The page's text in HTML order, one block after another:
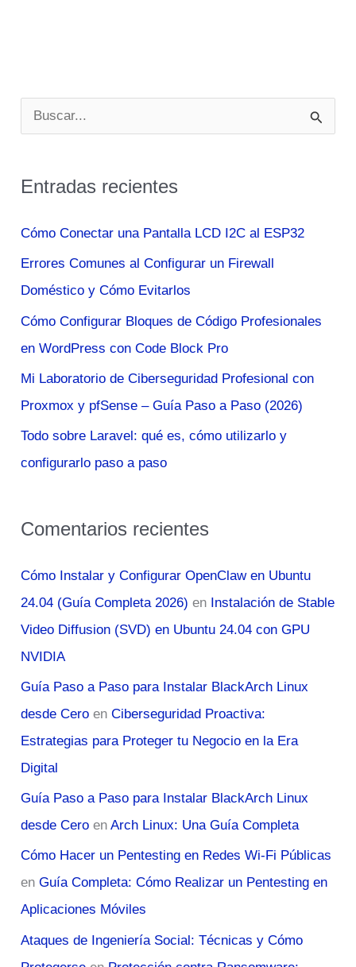
u
c
p
o
r
:
Entradas recientes
Cómo Conectar una Pantalla LCD I2C al ESP32
Errores Comunes al Configurar un Firewall
Doméstico y Cómo Evitarlos
Cómo Configurar Bloques de Código Profesionales
en WordPress con Code Block Pro
Mi Laboratorio de Ciberseguridad Profesional con
Proxmox y pfSense – Guía Paso a Paso (2026)
Todo sobre Laravel: qué es, cómo utilizarlo y
configurarlo paso a paso
Comentarios recientes
Cómo Instalar y Configurar OpenClaw en Ubuntu
24.04 (Guía Completa 2026) en Instalación de Stable
Video Diffusion (SVD) en Ubuntu 24.04 con GPU
NVIDIA
Guía Paso a Paso para Instalar BlackArch Linux
desde Cero enCiberseguridad Proactiva:
Estrategias para Proteger tu Negocio en la Era
Digital
Guía Paso a Paso para Instalar BlackArch Linux
desde Cero enArch Linux: Una Guía Completa
Cómo Hacer un Pentesting en Redes Wi-Fi Públicas
enGuía Completa: Cómo Realizar un Pentesting en
Aplicaciones Móviles
Ataques de Ingeniería Social: Técnicas y Cómo